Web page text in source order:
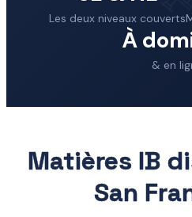
Les deux niveaux couverts
À
& en
Matières IB
San